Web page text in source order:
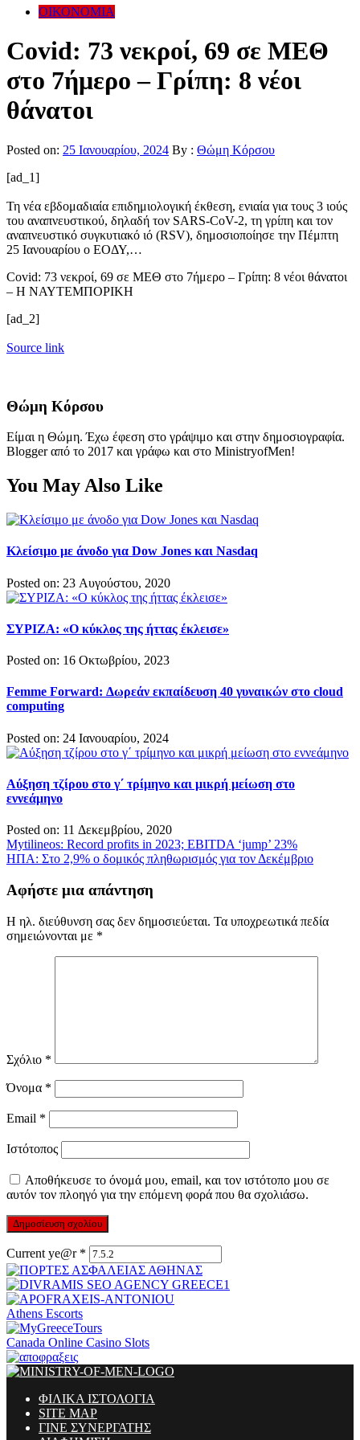
ΟΙΚΟΝΟΜΙΑ
Covid: 73 νεκροί, 69 σε ΜΕΘ
στο 7ήμερο – Γρίπη: 8 νέοι
θάνατοι
Posted on: 25 Ιανουαρίου, 2024 By : Θώμη Κόρσου
[ad_1]
Τη νέα εβδομαδιαία επιδημιολογική έκθεση, ενιαία για τους 3 ιούς
του αναπνευστικού, δηλαδή τον SARS-CoV-2, τη γρίπη και τον
αναπνευστικό συγκυτιακό ιό (RSV), δημοσιοποίησε την Πέμπτη
25 Ιανουαρίου ο ΕΟΔΥ,…
Covid: 73 νεκροί, 69 σε ΜΕΘ στο 7ήμερο – Γρίπη: 8 νέοι θάνατοι
– Η ΝΑΥΤΕΜΠΟΡΙΚΗ
[ad_2]
Source link
Θώμη Κόρσου
Είμαι η Θώμη. Έχω έφεση στο γράψιμο και στην δημοσιογραφία.
Blogger από το 2017 και γράφω και στο MinistryofMen!
You May Also Like
Κλείσιμο με άνοδο για Dow Jones και Nasdaq
Posted on: 23 Αυγούστου, 2020
ΣΥΡΙΖΑ: «Ο κύκλος της ήττας έκλεισε»
Posted on: 16 Οκτωβρίου, 2023
Femme Forward: Δωρεάν εκπαίδευση 40 γυναικών στο cloud
computing
Posted on: 24 Ιανουαρίου, 2024
Αύξηση τζίρου στο γ΄ τρίμηνο και μικρή μείωση στο
εννεάμηνο
Posted on: 11 Δεκεμβρίου, 2020
Πλοήγηση
άρθρων
Mytilineos: Record profits in 2023; EBITDA ‘jump’ 23%
ΗΠΑ: Στο 2,9% ο δομικός πληθωρισμός για τον Δεκέμβριο
Αφήστε μια απάντηση
Η ηλ. διεύθυνση σας δεν δημοσιεύεται. Τα υποχρεωτικά πεδία
σημειώνονται με *
Σχόλιο *
Όνομα *
Email *
Ιστότοπος
Αποθήκευσε το όνομά μου, email, και τον ιστότοπο μου σε
αυτόν τον πλοηγό για την επόμενη φορά που θα σχολιάσω.
Current ye@r *
Athens Escorts
Canada Online Casino Slots
ΦΙΛΙΚΑ ΙΣΤΟΛΟΓΙΑ
SITE MAP
ΓΙΝΕ ΣΥΝΕΡΓΑΤΗΣ